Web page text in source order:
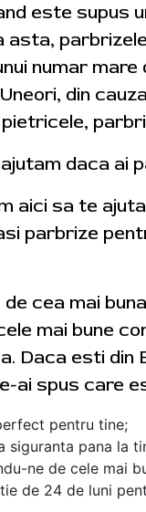
este supus
asta,
numar
din
daca ai
aici sa te
parbrize
cea mai
mai bune
Daca esti
ai spus care
pentru tine;
siguranta pana la
ne de cele mai
de 24 de luni